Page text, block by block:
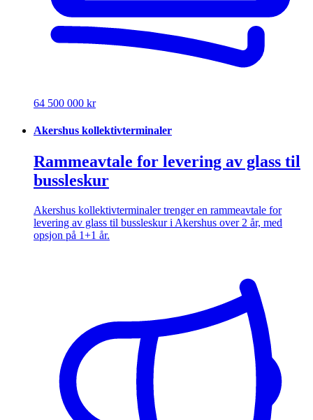
64 500 000 kr
Akershus kollektivterminaler
Rammeavtale for levering av glass til
bussleskur
Akershus kollektivterminaler trenger en rammeavtale for
levering av glass til bussleskur i Akershus over 2 år, med
opsjon på 1+1 år.